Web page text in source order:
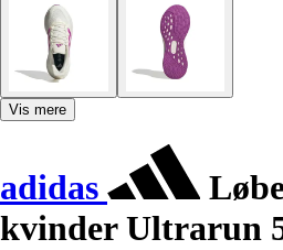
Vis mere
adidas
kvinder Ultrarun